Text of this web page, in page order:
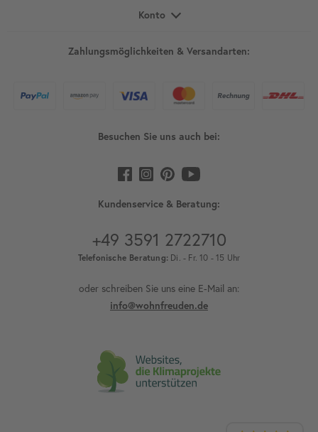
Konto
Zahlungsmöglichkeiten & Versandarten:
Besuchen Sie uns auch bei:
Kundenservice & Beratung:
+49 3591 2722710
Telefonische Beratung: Di. - Fr. 10 - 15 Uhr
oder schreiben Sie uns eine E-Mail an:
info@wohnfreuden.de